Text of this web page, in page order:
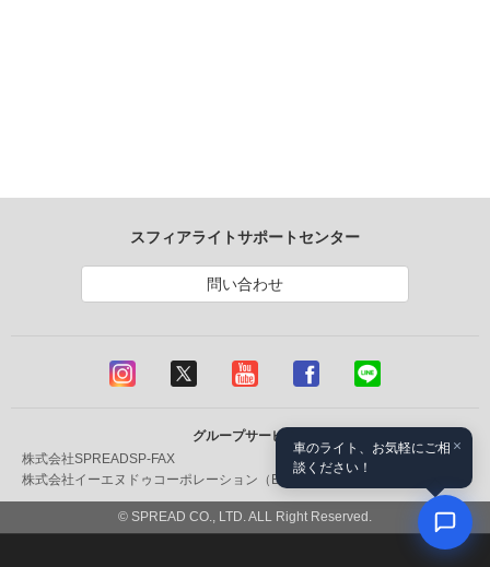
スフィアライトサポートセンター
問い合わせ
グループサービス
株式会社SPREADSP-FAX
株式会社イーエヌドゥコーポレーション（ENDOX） 飯田丸光部品
© SPREAD CO., LTD. ALL Right Reserved.
×
車のライト、お気軽にご相
談ください！